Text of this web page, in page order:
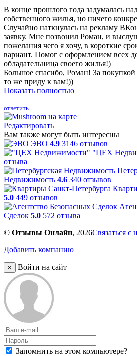
В конце прошлого года задумалась
собственного жилья, но ничего
Случайно наткнулась на рекламу
заявку. Мне позвонил Роман, и
пожелания чего я хочу, в короткие
вариант. Помог с оформлением всех
обладательница своего жилья!)
Большое спасибо, Роман! За
то же приду к вам!))
Показать полностью
ответить
Редактировать
Вам также могут быть интересны
ЭВО 4.9 3146 отзывов
"ЦЕХ
отзыва
Недвижимость 4.6 340 отзывов
5.0 449 отзывов
Сделок 5.0 572 отзыва
© Отзывы Онлайн, 2026Связаться с
Добавить компанию
× Войти на сайт
Запомнить на этом компьютере?